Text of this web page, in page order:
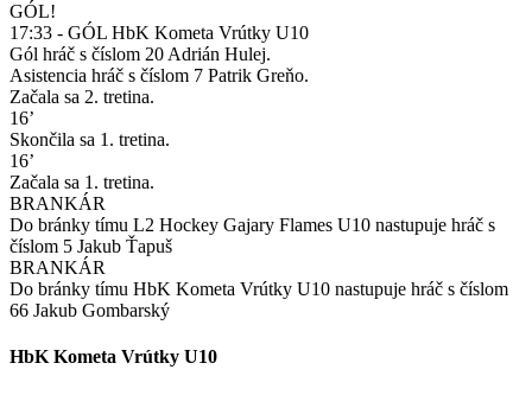
GÓL!
17:33 - GÓL HbK Kometa Vrútky U10
Gól hráč s číslom 20 Adrián Hulej.
Asistencia hráč s číslom 7 Patrik Greňo.
Začala sa 2. tretina.
16’
Skončila sa 1. tretina.
16’
Začala sa 1. tretina.
BRANKÁR
Do bránky tímu L2 Hockey Gajary Flames U10 nastupuje hráč s
číslom 5 Jakub Ťapuš
BRANKÁR
Do bránky tímu HbK Kometa Vrútky U10 nastupuje hráč s číslom
66 Jakub Gombarský
HbK Kometa Vrútky U10